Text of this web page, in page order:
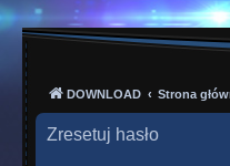
DOWNLOAD Strona
Zresetuj hasło